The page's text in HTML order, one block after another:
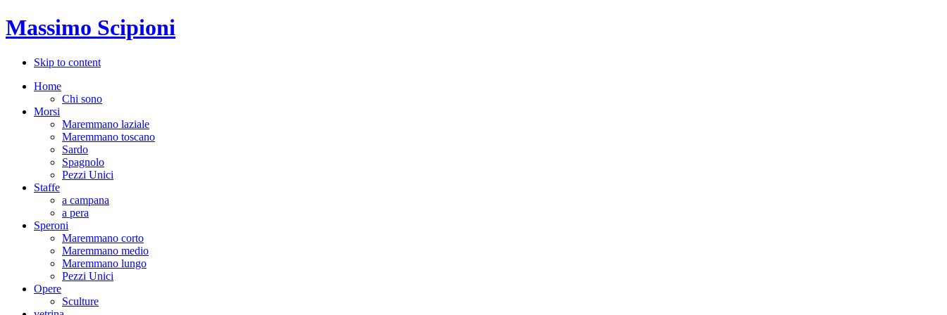
Massimo Scipioni
Skip to content
Home
Chi sono
Morsi
Maremmano laziale
Maremmano toscano
Sardo
Spagnolo
Pezzi Unici
Staffe
a campana
a pera
Speroni
Maremmano corto
Maremmano medio
Maremmano lungo
Pezzi Unici
Opere
Sculture